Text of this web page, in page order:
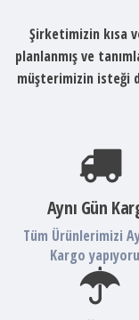
Şirketimizin kısa
planlanmış ve
müşterimizin isteği
Aynı Gün
Tüm Ürünlerimizi
Kargo